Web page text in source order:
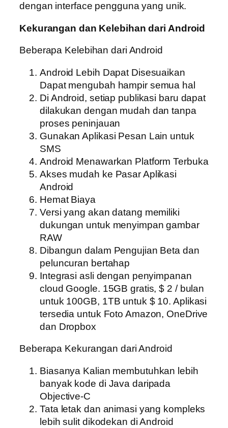
dengan interface pengguna yang unik.
Kekurangan dan Kelebihan dari Android
Beberapa Kelebihan dari Android
Android Lebih Dapat Disesuaikan
Dapat mengubah hampir semua hal
Di Android, setiap publikasi baru dapat
dilakukan dengan mudah dan tanpa
proses peninjauan
Gunakan Aplikasi Pesan Lain untuk
SMS
Android Menawarkan Platform Terbuka
Akses mudah ke Pasar Aplikasi
Android
Hemat Biaya
Versi yang akan datang memiliki
dukungan untuk menyimpan gambar
RAW
Dibangun dalam Pengujian Beta dan
peluncuran bertahap
Integrasi asli dengan penyimpanan
cloud Google. 15GB gratis, $ 2 / bulan
untuk 100GB, 1TB untuk $ 10. Aplikasi
tersedia untuk Foto Amazon, OneDrive
dan Dropbox
Beberapa Kekurangan dari Android
Biasanya Kalian membutuhkan lebih
banyak kode di Java daripada
Objective-C
Tata letak dan animasi yang kompleks
lebih sulit dikodekan di Android